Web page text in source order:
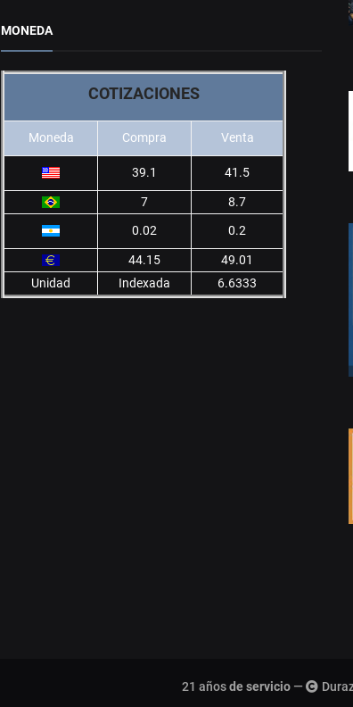
MONEDA
COTIZACIONES
Moneda Compra Venta
39.1 41.5
7
8.7
0.02
0.2
44.15
49.01
Unidad
Indexada 6.6333
21 añosde servicio —